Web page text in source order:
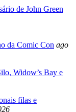
de John Green
da Comic Con ago
Widow’s Bay e
filas e